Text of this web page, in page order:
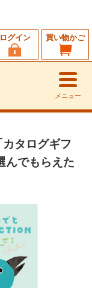
買い物かご
ログイン
メニュー
タログギフ
んでもらえた